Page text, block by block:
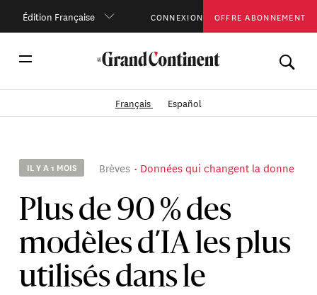
Édition Française CONNEXION OFFRE ABONNEMENT
Français Español
IL Y A 1 MOIS Brèves Données qui changent la donne
Plus de 90 % des
modèles d’IA les plus
utilisés dans le